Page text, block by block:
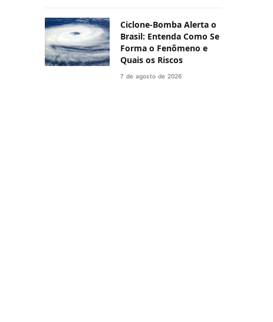
Ciclone-Bomba Alerta o
Brasil: Entenda Como Se
Forma o Fenômeno e
Quais os Riscos
7 de agosto de 2026